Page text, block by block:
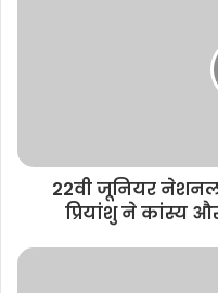
22वी जूनियर नेशनल
प्रियांशु ने कांस्य